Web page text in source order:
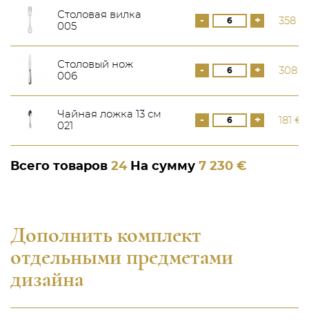
Столовая вилка
005
- + 358 €
Столовый нож
006
- + 308 €
Чайная ложка 13 см
021
- + 181 €
Всего товаров 24На сумму 7 230 €
Дополнить комплект
отдельными предметами
дизайна